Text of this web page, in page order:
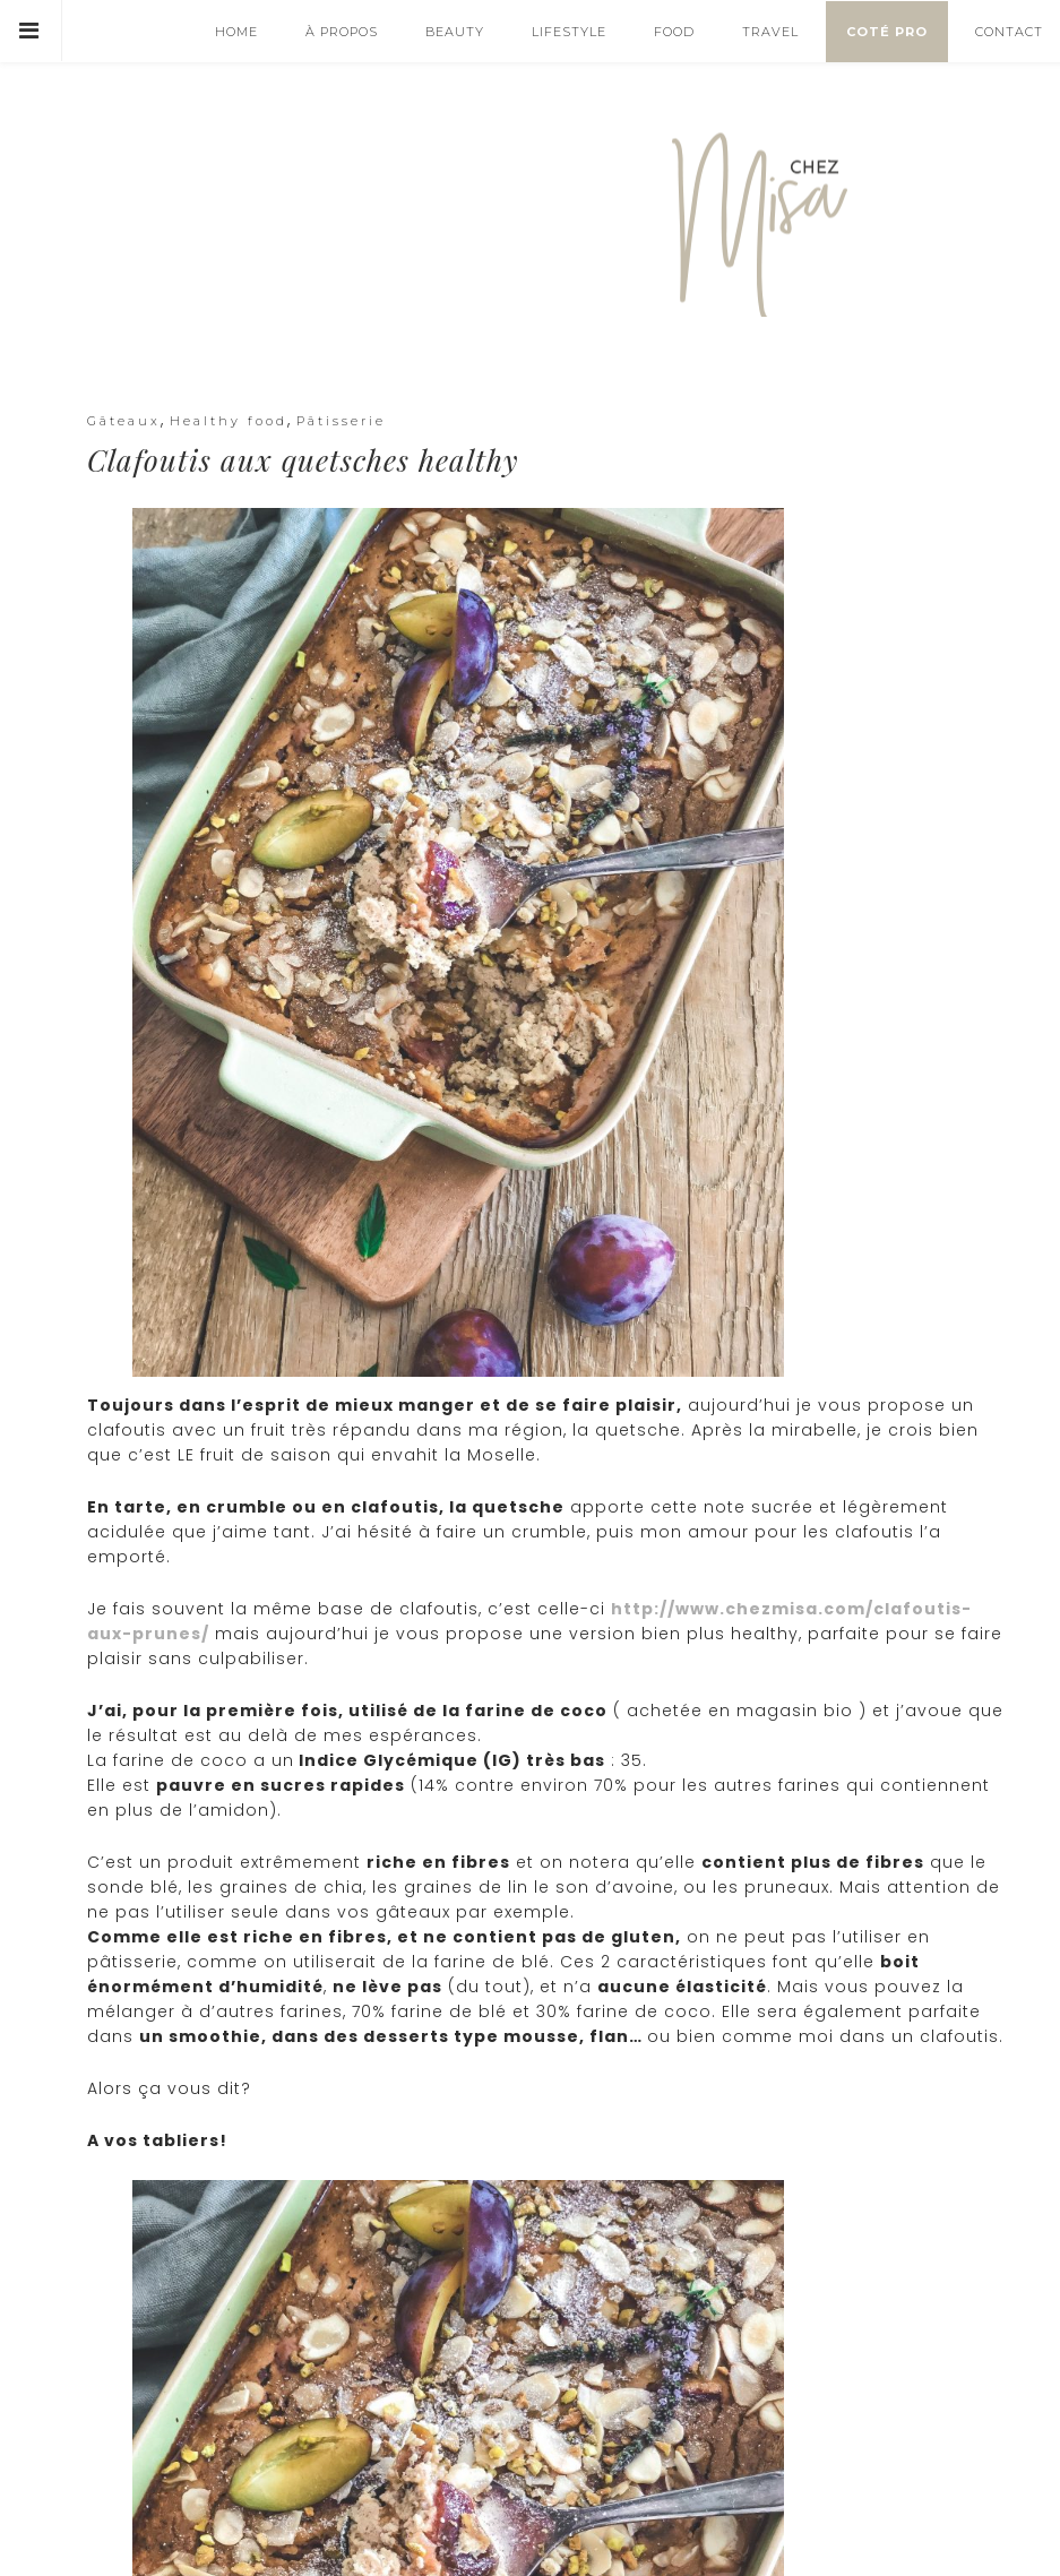
HOME À PROPOS BEAUTY LIFESTYLE FOOD TRAVEL COTÉ PRO CONTACT
Gâteaux , Healthy food , Pâtisserie
Clafoutis aux quetsches healthy
Toujours dans l’esprit de mieux manger et de se faire plaisir, aujourd’hui je vous propose un
clafoutis avec un fruit très répandu dans ma région, la quetsche. Après la mirabelle, je crois bien
que c’est LE fruit de saison qui envahit la Moselle.
En tarte, en crumble ou en clafoutis, la quetsche apporte cette note sucrée et légèrement
acidulée que j’aime tant. J’ai hésité à faire un crumble, puis mon amour pour les clafoutis l’a
emporté.
Je fais souvent la même base de clafoutis, c’est celle-ci http://www.chezmisa.com/clafoutis-
aux-prunes/ mais aujourd’hui je vous propose une version bien plus healthy, parfaite pour se faire
plaisir sans culpabiliser.
J’ai, pour la première fois, utilisé de la farine de coco ( achetée en magasin bio ) et j’avoue que
le résultat est au delà de mes espérances.
La farine de coco a un Indice Glycémique (IG) très bas : 35.
Elle est pauvre en sucres rapides (14% contre environ 70% pour les autres farines qui contiennent
en plus de l’amidon).
C’est un produit extrêmement riche en fibres et on notera qu’elle contient plus de fibres que le
sonde blé, les graines de chia, les graines de lin le son d’avoine, ou les pruneaux. Mais attention de
ne pas l’utiliser seule dans vos gâteaux par exemple.
Comme elle est riche en fibres, et ne contient pas de gluten, on ne peut pas l’utiliser en
pâtisserie, comme on utiliserait de la farine de blé. Ces 2 caractéristiques font qu’elle boit
énormément d’humidité, ne lève pas (du tout), et n’a aucune élasticité. Mais vous pouvez la
mélanger à d’autres farines, 70% farine de blé et 30% farine de coco. Elle sera également parfaite
dans un smoothie, dans des desserts type mousse, flan… ou bien comme moi dans un clafoutis.
Alors ça vous dit?
A vos tabliers!